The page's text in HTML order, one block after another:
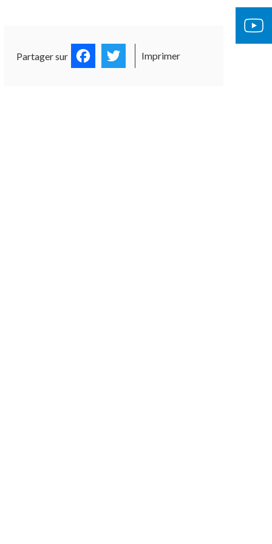
Partager sur FacebookTwitter
Imprimer